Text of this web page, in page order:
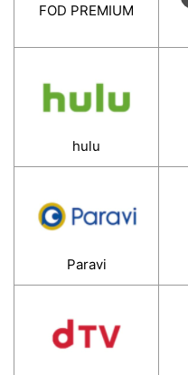
FOD PREMIUM
hulu
Paravi